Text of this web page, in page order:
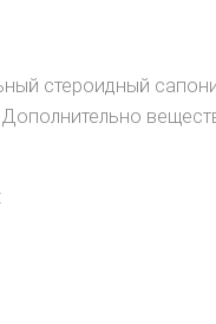
стероидный